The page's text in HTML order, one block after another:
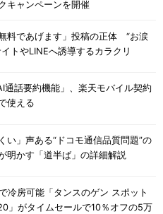
キャンペーンを開催
料であげます」投稿の正体 “お涙
トやLINEへ誘導するカラクリ
通話要約機能」、楽天モバイル契約
使える
い」声ある“ドコモ通信品質問題”の
かす「道半ば」の詳細解説
冷房可能「タンスのゲン スポット
」がタイムセールで10％オフの5万